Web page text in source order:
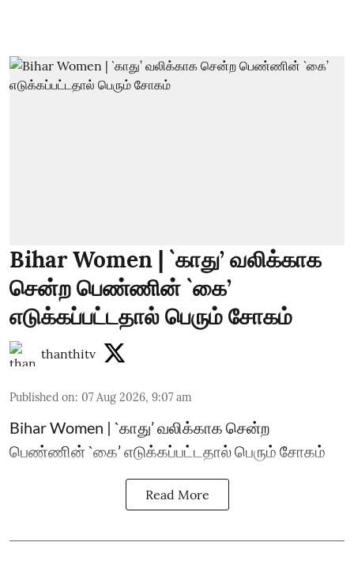
Bihar Women | `காது’ வலிக்காக
சென்ற பெண்ணின் `கை’
எடுக்கப்பட்டதால் பெரும் சோகம்
thanthitv
Published on: 07 Aug 2026, 9:07 am
Bihar Women | `காது’ வலிக்காக சென்ற
பெண்ணின் `கை’ எடுக்கப்பட்டதால் பெரும் சோகம்
Read More